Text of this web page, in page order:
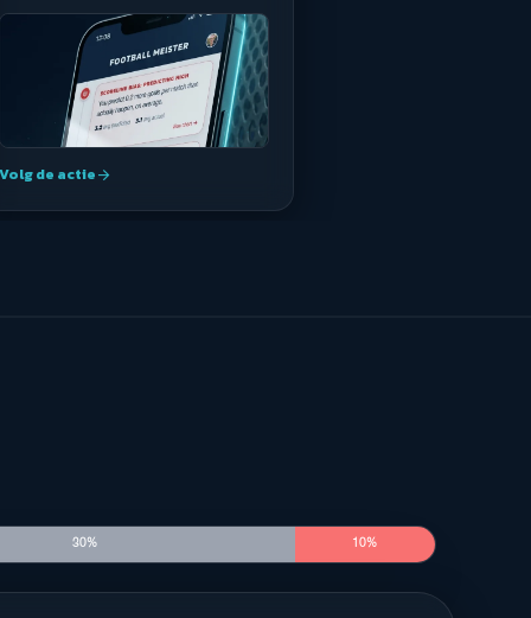
Volg de actiearrow_forward
30% 10%